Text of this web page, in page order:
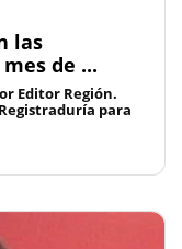
las
de ...
Editor Región.
para